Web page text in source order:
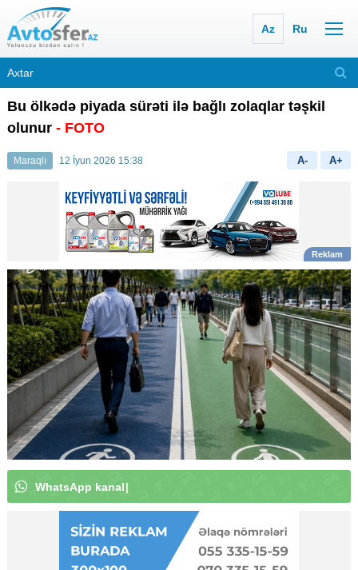
Az Ru
Bu ölkədə piyada sürəti ilə bağlı zolaqlar təşkil
olunur - FOTO
Maraqlı 12 İyun 2026 15:38 A- A+
WhatsApp kanalı